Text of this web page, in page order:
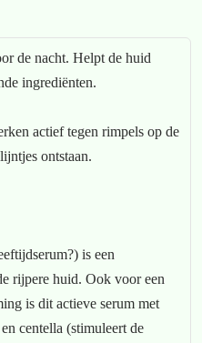
de nacht. Helpt de huid
ingrediënten.
actief tegen rimpels op de
ontstaan.
is een
rijpere huid. Ook voor een
is dit actieve serum met
centella (stimuleert de